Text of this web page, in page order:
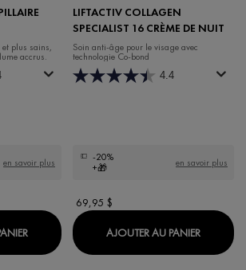
et plus sains,
accrus.
en savoir plus
DERCOS SÉRUM CAPILLAIRE REGEN
LIFTACTIV COLLAGEN
SPECIALIST 16 CRÈME DE NUIT
Soin anti-âge pour le visage avec
technologie Co-bond
4.4
-20%
+🎁
en savoir plus
69,95 $
AJOUTER AU PANIER